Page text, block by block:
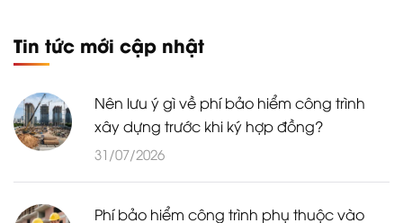
Tin tức mới cập nhật
Nên lưu ý gì về phí bảo hiểm công trình
xây dựng trước khi ký hợp đồng?
31/07/2026
Phí bảo hiểm công trình phụ thuộc vào